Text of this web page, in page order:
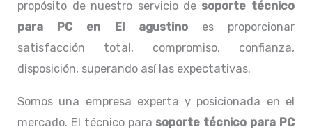
propósito de nuestro servicio de soporte técnico
para PC en El agustinoes proporcionar
satisfacción total, compromiso, confianza,
disposición, superando así las expectativas.
Somos una empresa experta y posicionada en el
mercado. El técnico para soporte técnico para PC